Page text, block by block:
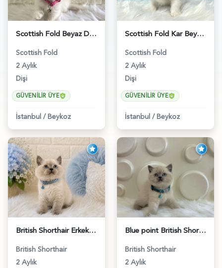
Scottish Fold Beyaz Dişi Baby Face 2 Aylık - 3704
Scottish Fold
2 Aylık
Dişi
GÜVENILIR ÜYE
İstanbul / Beykoz
Scottish Fold Kar Beyazı Dişi 2 Aylık - 2980
Scottish Fold
2 Aylık
Dişi
GÜVENILIR ÜYE
İstanbul / Beykoz
British Shorthair Erkek Bluepoint 2 Aylık - 4448
British Shorthair
2 Aylık
Blue point British Shorthair Kedim 2 Aylık - 4132
British Shorthair
2 Aylık